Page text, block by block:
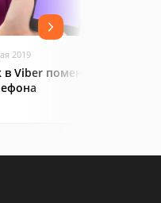
2019
в Viber поменять номер